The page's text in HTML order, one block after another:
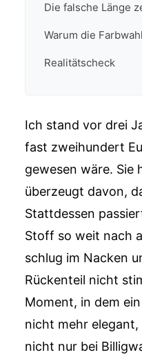
Die falsche Länge
Warum die
Realitätscheck
Ich stand vor drei
fast zweihundert
gewesen wäre.
überzeugt davon,
Stattdessen
Stoff so weit nach
schlug im Nacken
Rückenteil nicht
Moment, in dem
nicht mehr
nicht nur bei